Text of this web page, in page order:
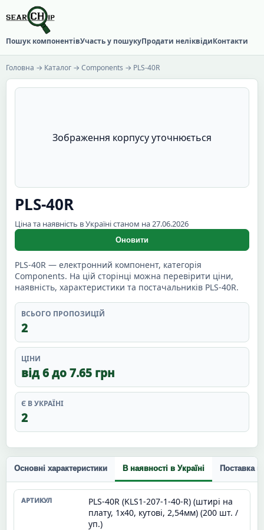
Пошук компонентівУчасть у пошукуПродати неліквідиКонтакти
Головна → Каталог → Components → PLS-40R
Зображення корпусу уточнюється
PLS-40R
Ціна та наявність в Україні станом на 27.06.2026
Оновити
PLS-40R — електронний компонент, категорія
Components. На цій сторінці можна перевірити ціни,
наявність, характеристики та постачальників PLS-40R.
ВСЬОГО ПРОПОЗИЦІЙ
2
ЦІНИ
від 6 до 7.65 грн
Є В УКРАЇНІ
2
Основні характеристики В наявності в Україні Поставка
PLS-40R (KLS1-207-1-40-R) (штирі на
плату, 1х40, кутові, 2,54мм) (200 шт. /
уп.)